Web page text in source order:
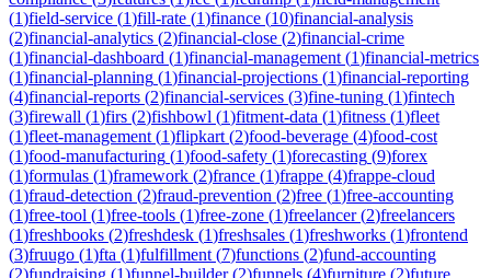
(1)field-service (1)fill-rate (1)finance (10)financial-analysis
(2)financial-analytics (2)financial-close (2)financial-crime
(1)financial-dashboard (1)financial-management (1)financial-metrics
(1)financial-planning (1)financial-projections (1)financial-reporting
(4)financial-reports (2)financial-services (3)fine-tuning (1)fintech
(3)firewall (1)firs (2)fishbowl (1)fitment-data (1)fitness (1)fleet
(1)fleet-management (1)flipkart (2)food-beverage (4)food-cost
(1)food-manufacturing (1)food-safety (1)forecasting (9)forex
(1)formulas (1)framework (2)france (1)frappe (4)frappe-cloud
(1)fraud-detection (2)fraud-prevention (2)free (1)free-accounting
(1)free-tool (1)free-tools (1)free-zone (1)freelancer(2)freelancers
(1)freshbooks (2)freshdesk (1)freshsales (1)freshworks (1)frontend
(3)fruugo (1)fta (1)fulfillment (7)functions (2)fund-accounting
(2)fundraising (1)funnel-builder(2)funnels (4)furniture (2)future